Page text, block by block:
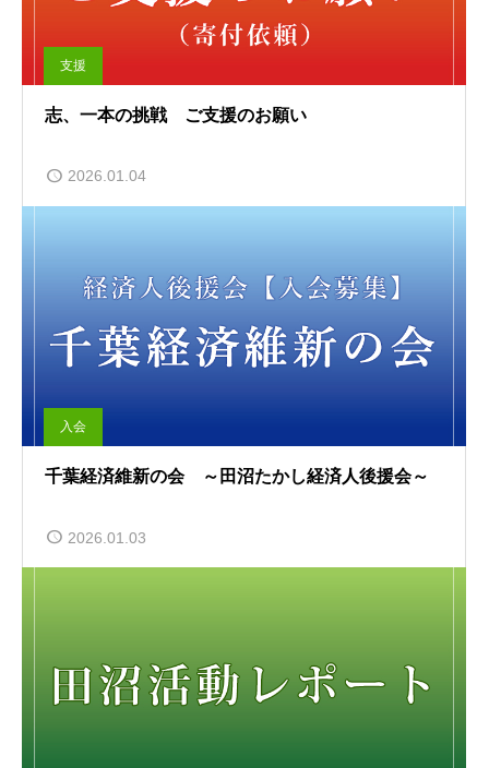
支援
志、一本の挑戦 ご支援のお願い
2026.01.04
入会
千葉経済維新の会 ～田沼たかし経済人後援会～
2026.01.03